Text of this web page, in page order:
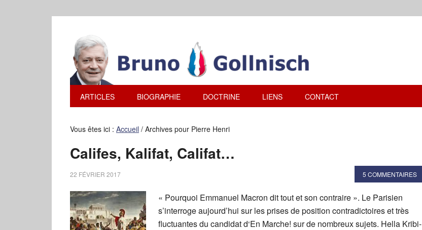
ARTICLES BIOGRAPHIE DOCTRINE LIENS CONTACT
Vous êtes ici : Accueil / Archives pour Pierre Henri
Califes, Kalifat, Califat…
22 FÉVRIER 2017 5 COMMENTAIRES
« Pourquoi Emmanuel Macron dit tout et son contraire ». Le Parisien
s’interroge aujourd’hui sur les prises de position contradictoires et très
fluctuantes du candidat d‘En Marche! sur de nombreux sujets. Hella Kribi-